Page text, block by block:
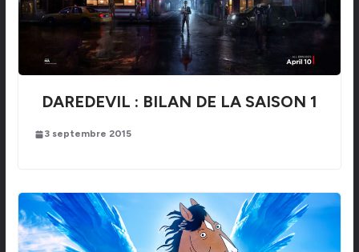
DAREDEVIL : BILAN DE LA SAISON 1
3 septembre 2015